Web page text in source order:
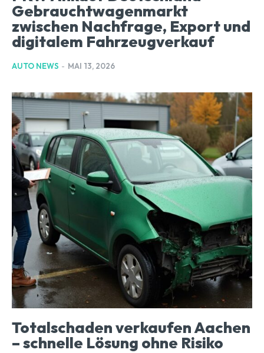
Gebrauchtwagenmarkt
zwischen Nachfrage, Export und
digitalem Fahrzeugverkauf
AUTO NEWS - MAI 13, 2026
Totalschaden verkaufen Aachen
– schnelle Lösung ohne Risiko